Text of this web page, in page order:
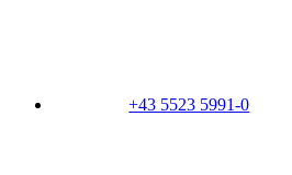
+43 5523 5991-0